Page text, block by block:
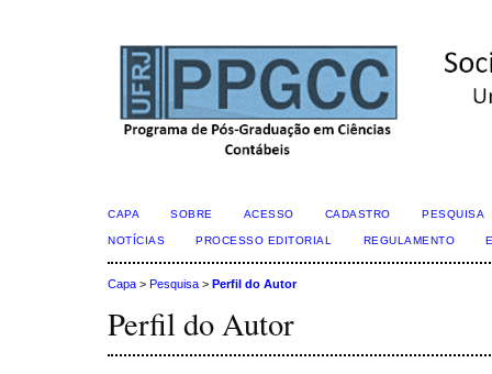
CAPA SOBRE ACESSO CADASTRO PESQUISA
NOTÍCIAS PROCESSO EDITORIAL REGULAMENTO
Capa > Pesquisa > Perfil do Autor
Perfil do Autor